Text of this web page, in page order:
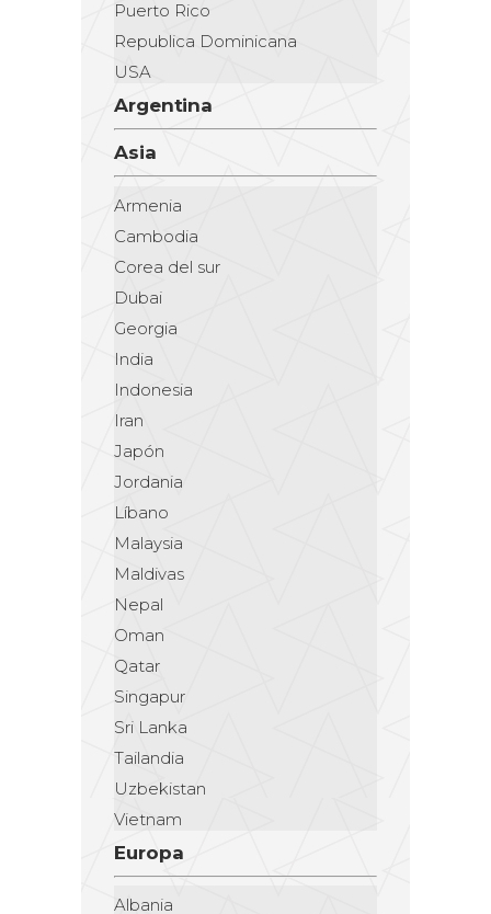
Puerto Rico
Republica Dominicana
USA
Argentina
Asia
Armenia
Cambodia
Corea del sur
Dubai
Georgia
India
Indonesia
Iran
Japón
Jordania
Líbano
Malaysia
Maldivas
Nepal
Oman
Qatar
Singapur
Sri Lanka
Tailandia
Uzbekistan
Vietnam
Europa
Albania